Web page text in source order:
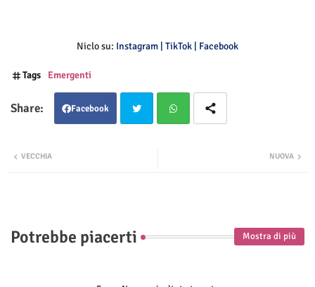
Niclo su: Instagram | TikTok | Facebook
Tags Emergenti
Facebook
NUOVA
VECCHIA
Potrebbe piacerti Mostra di più